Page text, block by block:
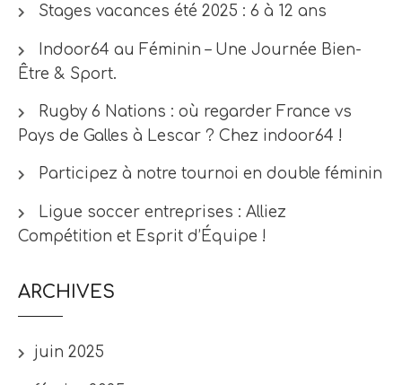
Stages vacances été 2025 : 6 à 12 ans
Indoor64 au Féminin – Une Journée Bien-
Être & Sport.
Rugby 6 Nations : où regarder France vs
Pays de Galles à Lescar ? Chez indoor64 !
Participez à notre tournoi en double féminin
Ligue soccer entreprises : Alliez
Compétition et Esprit d’Équipe !
ARCHIVES
juin 2025